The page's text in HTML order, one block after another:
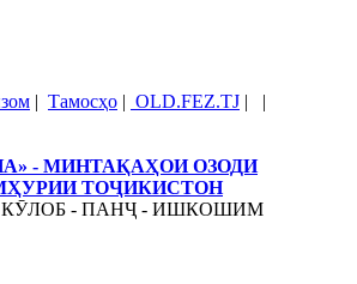
| Тамосҳо | OLD.FEZ.TJ | |
- МИНТАҚАҲОИ ОЗОДИ
ТОҶИКИСТОН
КӮЛОБ - ПАНҶ - ИШКОШИМ